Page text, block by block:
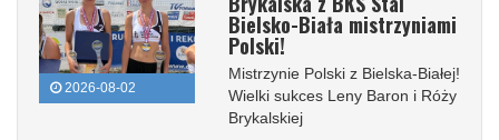
2026-08-02
Bielsko-Biała mistrzyniami
Polski!
Mistrzynie Polski z Bielska-Białej!
Wielki sukces Leny Baron i Róży
Brykalskiej